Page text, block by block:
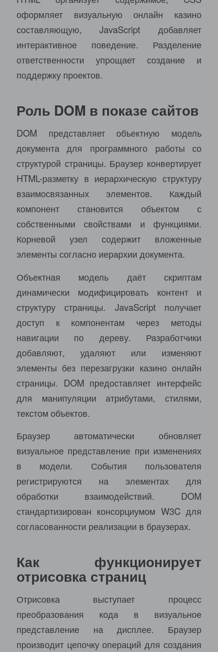
оформляет визуальную онлайн казино
составляющую, JavaScript добавляет
интерактивное поведение. Разделение
ответственности упрощает создание и
поддержку проектов.
Роль DOM в показе сайтов
DOM представляет объектную модель
документа для программного работы со
структурой страницы. Браузер конвертирует
HTML-разметку в иерархическую структуру
взаимосвязанных элементов. Каждый
компонент становится объектом с
собственными свойствами и функциями.
Корневой узел содержит вложенные
элементы согласно иерархии документа.
Объектная модель даёт скриптам
динамически модифицировать контент и
структуру страницы. JavaScript получает
доступ к компонентам через методы
навигации по дереву. Разработчики
добавляют, удаляют или изменяют
элементы без перезагрузки казино онлайн
страницы. DOM предоставляет интерфейс
для манипуляции атрибутами, стилями,
текстом объектов.
Браузер автоматически обновляет
визуальное представление при изменениях
в модели. События пользователя
регистрируются на элементах для
обработки взаимодействий. DOM
стандартизирован консорциумом W3C для
согласованности реализации в браузерах.
Как функционирует
отрисовка страниц
Отрисовка выступает процесс
преобразования кода в визуальное
представление на дисплее. Браузер
производит цепочку операций для создания